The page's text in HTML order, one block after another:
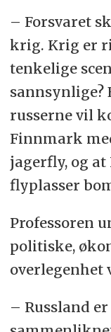
– Forsvaret
krig. Krig er
tenkelige
sannsynlige?
russerne vil
Finnmark
jagerfly, og at
flyplasser
Professoren
politiske,
overlegenhet
– Russland